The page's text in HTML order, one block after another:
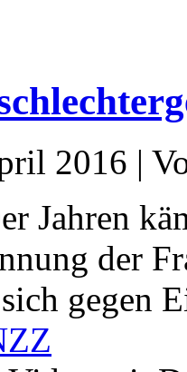
2016 |
Jahren
der
gegen